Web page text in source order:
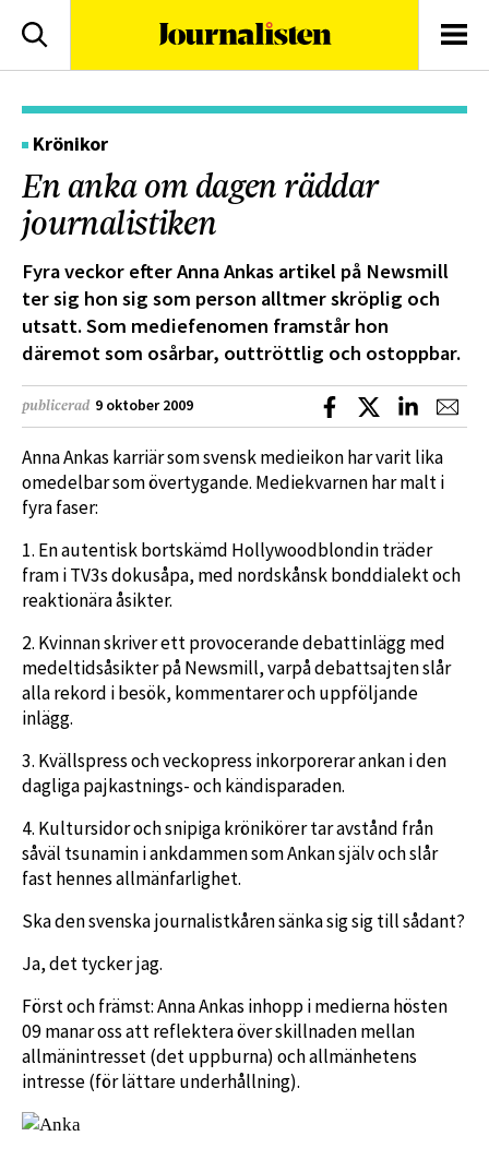
Sök
Krönikor
En anka om dagen räddar
journalistiken
Fyra veckor efter Anna Ankas artikel på Newsmill
ter sig hon sig som person alltmer skröplig och
utsatt. Som mediefenomen framstår hon
däremot som osårbar, outtröttlig och ostoppbar.
publicerad 9 oktober 2009 Dela på Facebook
Dela på XDela på
Anna Ankas karriär som svensk medieikon har varit lika
omedelbar som övertygande. Mediekvarnen har malt i
fyra faser:
1. En autentisk bortskämd Hollywoodblondin träder
fram i TV3s dokusåpa, med nordskånsk bonddialekt och
reaktionära åsikter.
2. Kvinnan skriver ett provocerande debattinlägg med
medeltidsåsikter på Newsmill, varpå debattsajten slår
alla rekord i besök, kommentarer och uppföljande
inlägg.
3. Kvällspress och veckopress inkorporerar ankan i den
dagliga pajkastnings- och kändisparaden.
4. Kultursidor och snipiga krönikörer tar avstånd från
såväl tsunamin i ankdammen som Ankan själv och slår
fast hennes allmänfarlighet.
Ska den svenska journalistkåren sänka sig sig till sådant?
Ja, det tycker jag.
Först och främst: Anna Ankas inhopp i medierna hösten
09 manar oss att reflektera över skillnaden mellan
allmänintresset (det uppburna) och allmänhetens
intresse (för lättare underhållning).